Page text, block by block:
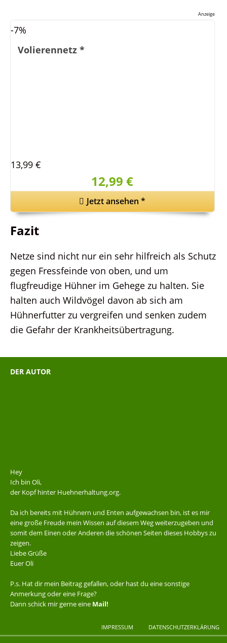
Anzeige
-7%
Volierennetz *
13,99 €
12,99 €
Jetzt ansehen*
Fazit
Netze sind nicht nur ein sehr hilfreich als Schutz
gegen Fressfeinde von oben, und um
flugfreudige Hühner im Gehege zu halten. Sie
halten auch Wildvögel davon ab sich am
Hühnerfutter zu vergreifen und senken zudem
die Gefahr der Krankheitsübertragung.
DER AUTOR
Hey
Ich bin Oli,
der Kopf hinter Huehnerhaltung.org.
Da ich bereits mit Hühnern und Enten aufgewachsen bin, ist es mir
eine große Freude mein Wissen auf diesem Weg weiterzugeben und
somit dem Einen oder Anderen die schönen Seiten dieses Hobbys zu
zeigen.
Liebe Grüße
Euer Oli
P.s. Hat dir mein Beitrag gefallen, oder hast du eine sonstige
Anmerkung oder eine Frage?
Dann schick mir gerne eine Mail!
IMPRESSUM DATENSCHUTZERKLÄRUNG